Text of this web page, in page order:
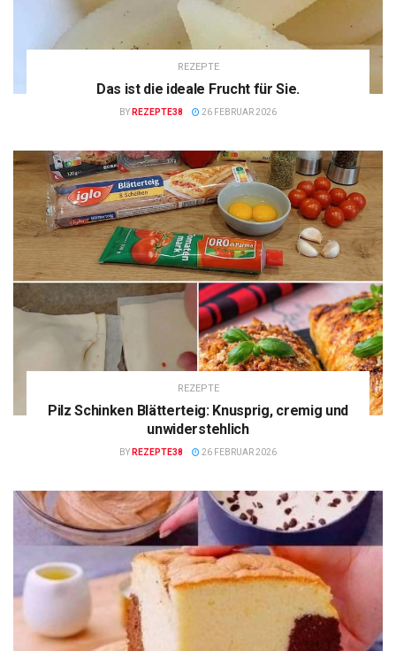
REZEPTE
Das ist die ideale Frucht für Sie.
BY REZEPTE38 26 FEBRUAR 2026
REZEPTE
Pilz Schinken Blätterteig: Knusprig, cremig und
unwiderstehlich
BY REZEPTE38 26 FEBRUAR 2026